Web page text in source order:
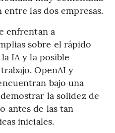
las dos empresas.
enfrentan a
sobre el rápido
IA y la posible
OpenAI y
bajo una
la solidez de
antes de las tan
iniciales.